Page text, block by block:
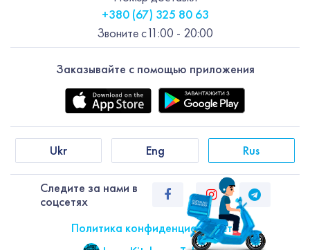
Заказывайте с помощью приложения
Следите за нами в
соцсетях
Ukr Eng Rus
+380 (67) 325 80 63
Звоните с11:00 - 20:00
Политика конфиденциальности